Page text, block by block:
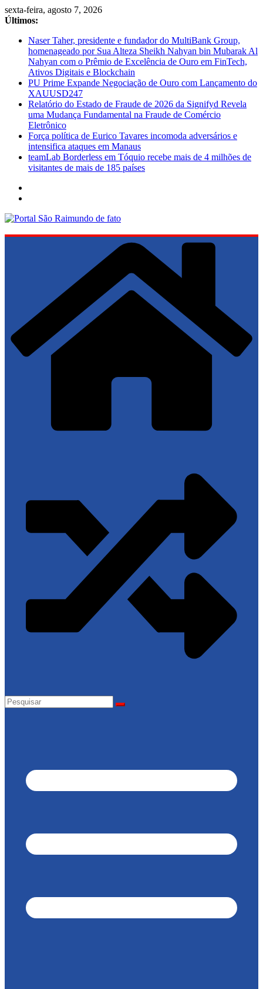
Pular
para
conteúdo
sexta-feira, agosto 7, 2026
Últimos:
Naser Taher, presidente e fundador do MultiBank Group,
homenageado por Sua Alteza Sheikh Nahyan bin Mubarak Al
Nahyan com o Prêmio de Excelência de Ouro em FinTech,
Ativos Digitais e Blockchain
PU Prime Expande Negociação de Ouro com Lançamento do
XAUUSD247
Relatório do Estado de Fraude de 2026 da Signifyd Revela
uma Mudança Fundamental na Fraude de Comércio
Eletrônico
Força política de Eurico Tavares incomoda adversários e
intensifica ataques em Manaus
teamLab Borderless em Tóquio recebe mais de 4 milhões de
visitantes de mais de 185 países